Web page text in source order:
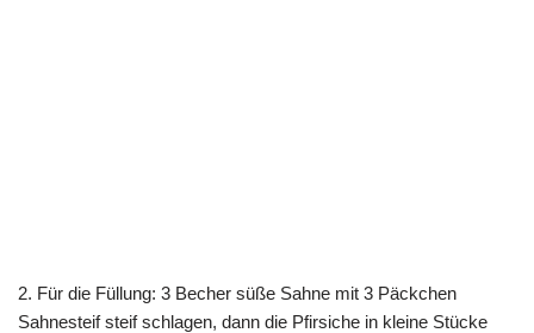
2. Für die Füllung: 3 Becher süße Sahne mit 3 Päckchen
Sahnesteif steif schlagen, dann die Pfirsiche in kleine Stücke